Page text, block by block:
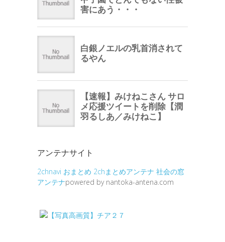
アンテナサイト
2chnavi おまとめ 2chまとめアンテナ 社会の窓
アンテナpowered by nantoka-antena.com